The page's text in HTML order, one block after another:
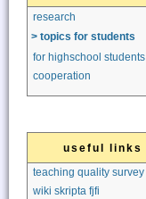
research
> topics for students
for highschool students
cooperation
useful links
teaching quality survey
wiki skripta fjfi